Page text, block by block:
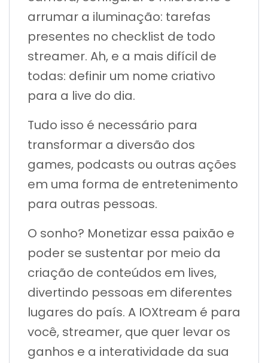
arrumar a iluminação: tarefas
presentes no checklist de todo
streamer. Ah, e a mais difícil de
todas: definir um nome criativo
para a live do dia.
Tudo isso é necessário para
transformar a diversão dos
games, podcasts ou outras ações
em uma forma de entretenimento
para outras pessoas.
O sonho? Monetizar essa paixão e
poder se sustentar por meio da
criação de conteúdos em lives,
divertindo pessoas em diferentes
lugares do país. A IOXtream é para
você, streamer, que quer levar os
ganhos e a interatividade da sua